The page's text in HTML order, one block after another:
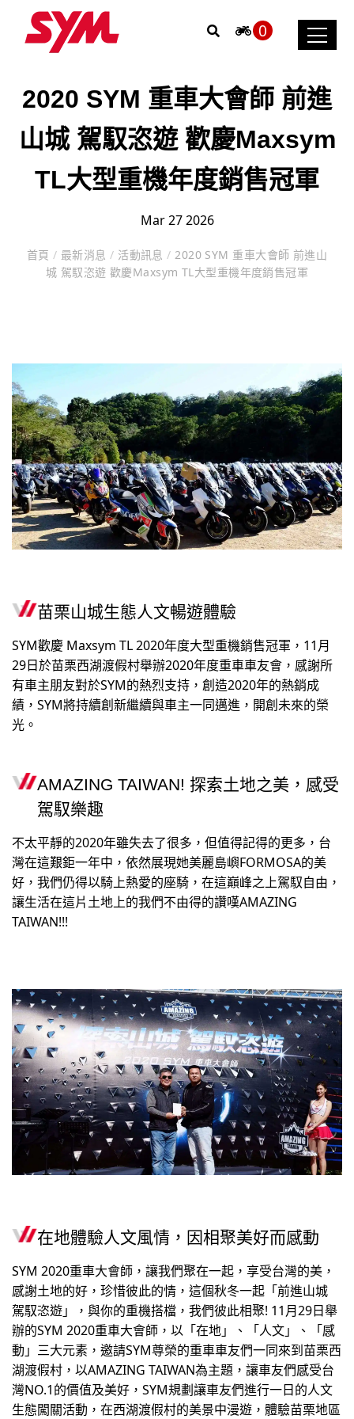
0
2020 SYM 重車大會師 前進
山城 駕馭恣遊 歡慶Maxsym
TL大型重機年度銷售冠軍
Mar 27 2026
首頁 / 最新消息 / 活動訊息 / 2020 SYM 重車大會師 前進山
城 駕馭恣遊 歡慶Maxsym TL大型重機年度銷售冠軍
苗栗山城生態人文暢遊體驗
SYM歡慶 Maxsym TL 2020年度大型重機銷售冠軍，11月
29日於苗栗西湖渡假村舉辦2020年度重車車友會，感謝所
有車主朋友對於SYM的熱烈支持，創造2020年的熱銷成
績，SYM將持續創新繼續與車主一同邁進，開創未來的榮
光。
AMAZING TAIWAN! 探索土地之美，感受
駕馭樂趣
不太平靜的2020年雖失去了很多，但值得記得的更多，台
灣在這艱鉅一年中，依然展現她美麗島嶼FORMOSA的美
好，我們仍得以騎上熱愛的座騎，在這巔峰之上駕馭自由，
讓生活在這片土地上的我們不由得的讚嘆AMAZING
TAIWAN!!!
在地體驗人文風情，因相聚美好而感動
SYM 2020重車大會師，讓我們聚在一起，享受台灣的美，
感謝土地的好，珍惜彼此的情，這個秋冬一起「前進山城
駕馭恣遊」，與你的重機搭檔，我們彼此相聚! 11月29日舉
辦的SYM 2020重車大會師，以「在地」、「人文」、「感
動」三大元素，邀請SYM尊榮的重車車友們一同來到苗栗西
湖渡假村，以AMAZING TAIWAN為主題，讓車友們感受台
灣NO.1的價值及美好，SYM規劃讓車友們進行一日的人文
生態闖關活動，在西湖渡假村的美景中漫遊，體驗苗栗地區